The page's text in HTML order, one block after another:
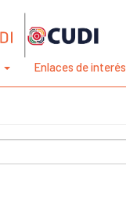
Enlaces de interés